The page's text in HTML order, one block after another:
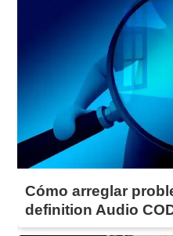
Cómo arreglar
definition Audio